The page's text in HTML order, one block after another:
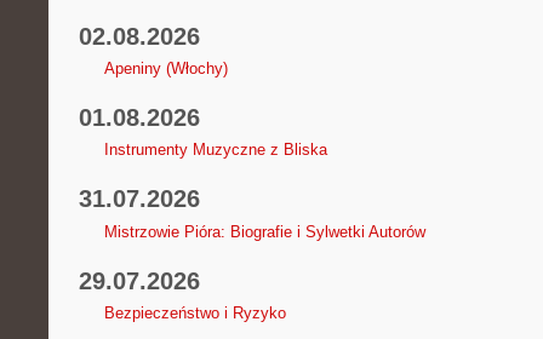
02.08.2026
Apeniny (Włochy)
01.08.2026
Instrumenty Muzyczne z Bliska
31.07.2026
Mistrzowie Pióra: Biografie i Sylwetki Autorów
29.07.2026
Bezpieczeństwo i Ryzyko